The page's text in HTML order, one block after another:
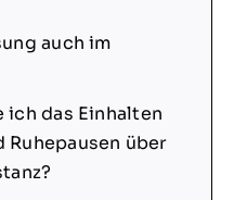
auch im
das Einhalten
über